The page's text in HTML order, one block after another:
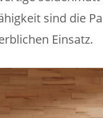
sind die
Einsatz.